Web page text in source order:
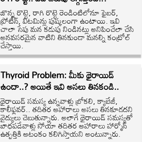
జొన్న రొట్టె, రాగి రొట్టె రెండింటిలోనూ ఫైబర్,
ప్రోటీన్, విటమిన్లు పుష్కలంగా ఉంటాయి. ఇవి
చాలా సేపు మన కడుపు నిండినట్లు అనిపించేలా చేసి
అనవసరమైన వాటిని తినకుండా మనల్ని కంట్రోల్
చేస్తాయి.
Thyroid Problem: మీకు థైరాయిడ్
ఉందా..? అయితే ఇవి అసలు తినకండి..
థైరాయిడ్ సమస్య ఉన్నవాళ్లు బ్రోకలి, క్యాబేజీ,
కాలీఫ్లవర్.. తదితర ఆహారాలు అసలు తినకూడదని
వైద్యులు చెబుతున్నారు. అలాగే థైరాయిడ్ సమస్యతో
బాధపడేవాళ్లు సోయా తదితర ఆహారాలు హార్మోన్
ఉత్పత్తికి ఆటంకం కలిగిస్తాయని అంటున్నారు.